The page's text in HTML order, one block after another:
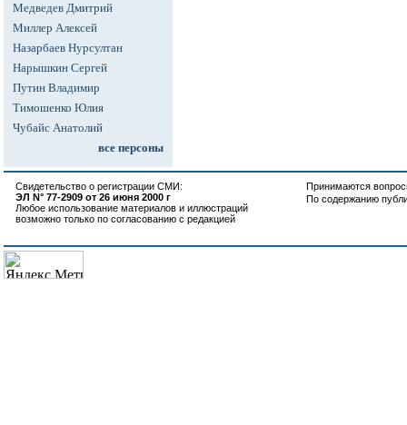
Медведев Дмитрий
Миллер Алексей
Назарбаев Нурсултан
Нарышкин Сергей
Путин Владимир
Тимошенко Юлия
Чубайс Анатолий
все персоны
Свидетельство о регистрации СМИ:
ЭЛ N° 77-2909 от 26 июня 2000 г
Любое использование материалов и иллюстраций
возможно только по согласованию с редакцией
Принимаются
По содержанию